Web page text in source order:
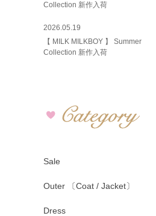
Collection 新作入荷
2026.05.19
【 MILK MILKBOY 】 Summer
Collection 新作入荷
Sale
Outer 〔Coat / Jacket〕
Dress